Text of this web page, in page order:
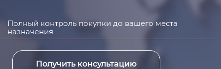
Полный контроль покупки до вашего места
назначения
Получить консультацию